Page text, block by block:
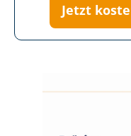
Jetzt